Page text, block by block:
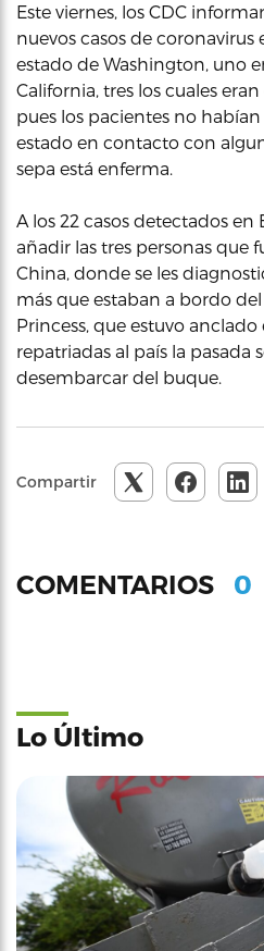
Este viernes, los CDC
nuevos casos de coronavirus
estado de Washington, uno
California, tres los cuales
pues los pacientes no
estado en contacto con
sepa está enferma.
A los 22 casos detectados en
añadir las tres personas que
China, donde se les
más que estaban a bordo
Princess, que estuvo
repatriadas al país la pasada
desembarcar del buque.
Compartir
COMENTARIOS 0
Lo Último